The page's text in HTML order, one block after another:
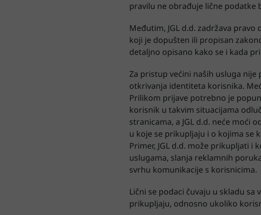
pravilu ne obrađuje lične podatke
Međutim, JGL d.d. zadržava
koji je dopušten ili propisan
detaljno opisano kako se i kada
Za pristup većini naših usluga
otkrivanja identiteta korisnika.
Prilikom prijave potrebno je
korisnik u takvim situacijama
stranicama, a JGL d.d. neće moći
u koje se prikupljaju i o kojima se
Primer, JGL d.d. može prikupljati
uslugama, slanja reklamnih
svrhu komunikacije s korisnicima.
Lični se podaci čuvaju u skladu
prikupljaju, odnosno ukoliko